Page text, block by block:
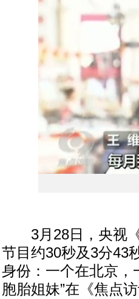
3月28日，央视《
节目约30秒及3分43
身份：一个在北京，
胞胎姐妹”在《焦点